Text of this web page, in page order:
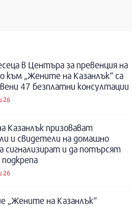
в Центъра за превенция на
към „Жените на Казанлък“ са
47 безплатни консултации
26
Казанлък призовават
и свидетели на домашно
сигнализират и да потърсят
26
„Жените на Казанлък“